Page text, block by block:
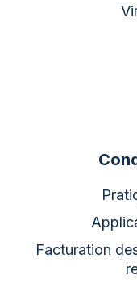
Facturation